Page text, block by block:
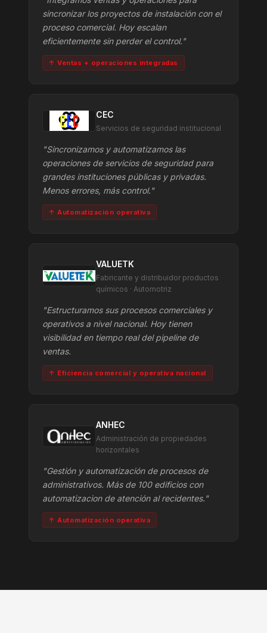
sincronizar los proyectos de instalación con el
proceso comercial. Hoy escalan
eficientemente sin perder el control."
↑ Ventas + operaciones integradas
CEC
Servicios de seguridad institucional
"Sincronizamos y automatizamos las
operaciones de servicios de seguridad para
grandes instituciones públicas y privadas.
Menos errores, más control."
↑ Automatización operativa
VALUETK
Fabricante y distribuidor productos
químicos · Automotriz
"Estructuramos sus procesos comerciales y
operativos a nivel nacional. Hoy tienen
visibilidad en tiempo real del pipeline de
ventas.
↑ Eficiencia comercial y operativa nacional
ANHEC
Administración de propiedades
horizontales
"Gestión y automatización de procesos de
administrativos. Más de 100 edificios con
automatizacion de atención al recidentes."
↑ Automatización operativa